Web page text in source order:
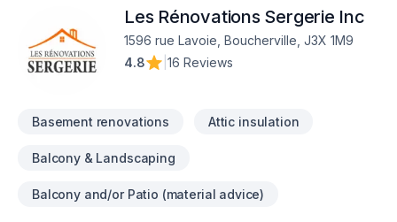
Les Rénovations Sergerie Inc
1596 rue Lavoie, Boucherville, J3X 1M9
4.8
16 Reviews
Basement renovations Attic insulation
Balcony & Landscaping
Balcony and/or Patio (material advice)